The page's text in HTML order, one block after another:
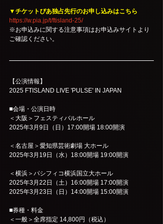
▼チケットぴあ独占先行のお申し込みはこちら
https://w.pia.jp/t/ftisland-25/
※お申込みに関する注意事項はお申込みサイトより
ご確認ください。
【公演情報】
2025 FTISLAND LIVE 'PULSE' IN JAPAN
■会場・公演日時
＜大阪＞フェスティバルホール
2025年3月9日（日）17:00開場 18:00開演
＜名古屋＞愛知県芸術劇場 大ホール
2025年3月19日（水）18:00開場 19:00開演
＜横浜＞パシフィコ横浜国立大ホール
2025年3月22日（土）16:00開場 17:00開演
2025年3月23日（日）14:00開場 15:00開演
■券種・料金
＜一般＞全席指定 14,800円（税込）